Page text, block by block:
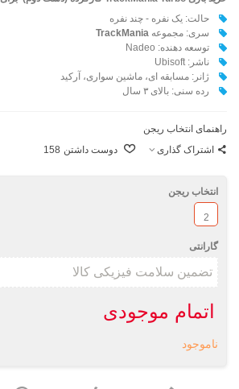
حالت: یک نفره - چند نفره
سری: مجموعه TrackMania
توسعه دهنده: Nadeo
ناشر: Ubisoft
ژانر: مسابقه ای، ماشین سواری، آرکید
رده سنی: بالای ۳ سال
راهنمای انتخاب ریجن
اشتراک گذاری
دوست داشتن 158
انتخاب ریجن
2
گارانتی
اتمام موجودی
ناموجود